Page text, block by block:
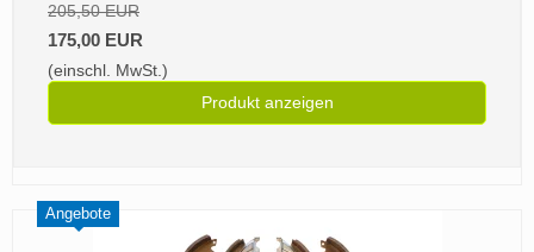
205,50 EUR
175,00 EUR
(einschl. MwSt.)
Produkt anzeigen
Angebote